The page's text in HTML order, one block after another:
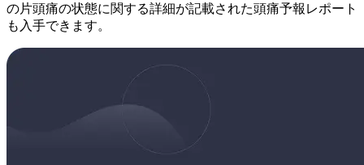
の片頭痛の状態に関する詳細が記載された頭痛予報レポート
も入手できます。